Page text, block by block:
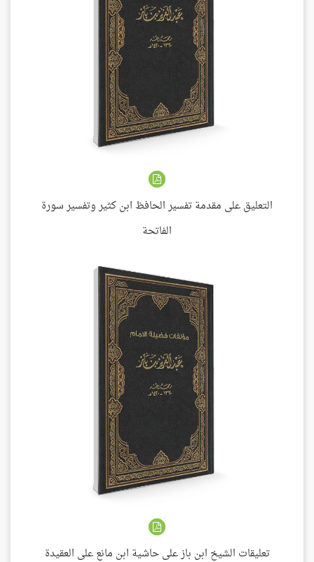
التعليق على مقدمة تفسير الحافظ ابن كثير وتفسير سورة
الفاتحة
تعليقات الشيخ ابن باز على حاشية ابن مانع على العقيدة